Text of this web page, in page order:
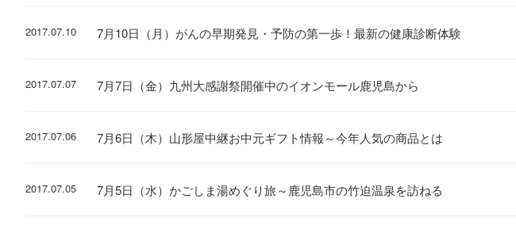
2017.07.10 7月10日（月）がんの早期発見・予防の第一歩！最新の健康診断体験
2017.07.07 7月7日（金）九州大感謝祭開催中のイオンモール鹿児島から
2017.07.06 7月6日（木）山形屋中継お中元ギフト情報～今年人気の商品とは
2017.07.05 7月5日（水）かごしま湯めぐり旅～鹿児島市の竹迫温泉を訪ねる